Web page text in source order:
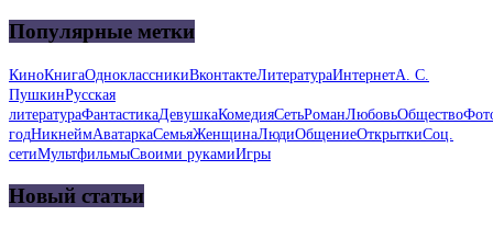
Популярные метки
КиноКнигаОдноклассникиВконтактеЛитератураИнтернетА. С.
ПушкинРусская
литератураФантастикаДевушкаКомедияСетьРоманЛюбовьОбщество
годНикнеймАватаркаСемьяЖенщинаЛюдиОбщениеОткрыткиСоц.
сетиМультфильмыСвоими рукамиИгры
Новый статьи